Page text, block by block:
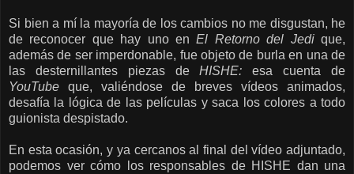
Si bien a mí la mayoría de los cambios no me disgustan, he
de reconocer que hay uno enEl Retorno del Jedique,
además de ser imperdonable, fue objeto de burla en una de
las desternillantes piezas deHISHE:esa cuenta de
YouTube que, valiéndose de breves vídeos animados,
desafía la lógica de las películas y saca los colores a todo
guionista despistado.
En esta ocasión, y ya cercanos al final del vídeo adjuntado,
podemos ver cómo los responsables de HISHE dan una